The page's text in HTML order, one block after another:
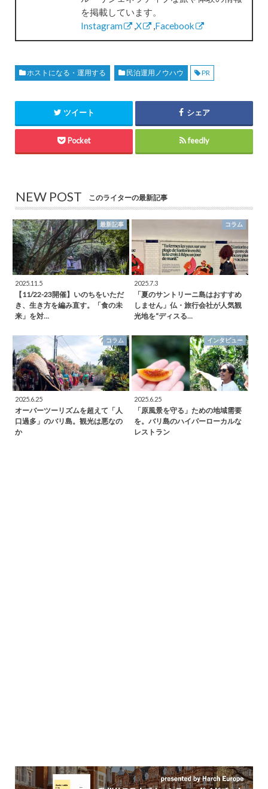
を掲載しています。
Instagram
,X ,Facebook
ホストになる・運用する 民泊運用ノウハウ PR
ツイート シェア
Pocket feedly
NEW POST このライターの最新記事
最新記事
2025.11.5
【11/22-23開催】いのちをいただ
き、生き方を編み直す。「食の未
来」を対…
コラム
2025.7.3
「夏のサントリーニ島はおすすめ
しません」仏・旅行会社が人気観
光地を“ディスる…
コラム
2025.6.25
オーバーツーリズムを超えて「人
口過多」のバリ島。観光は悪なの
か
インタビュー
2025.6.25
「原風景を守る」ための地域需要
を。バリ島のハイパーローカルな
レストラン